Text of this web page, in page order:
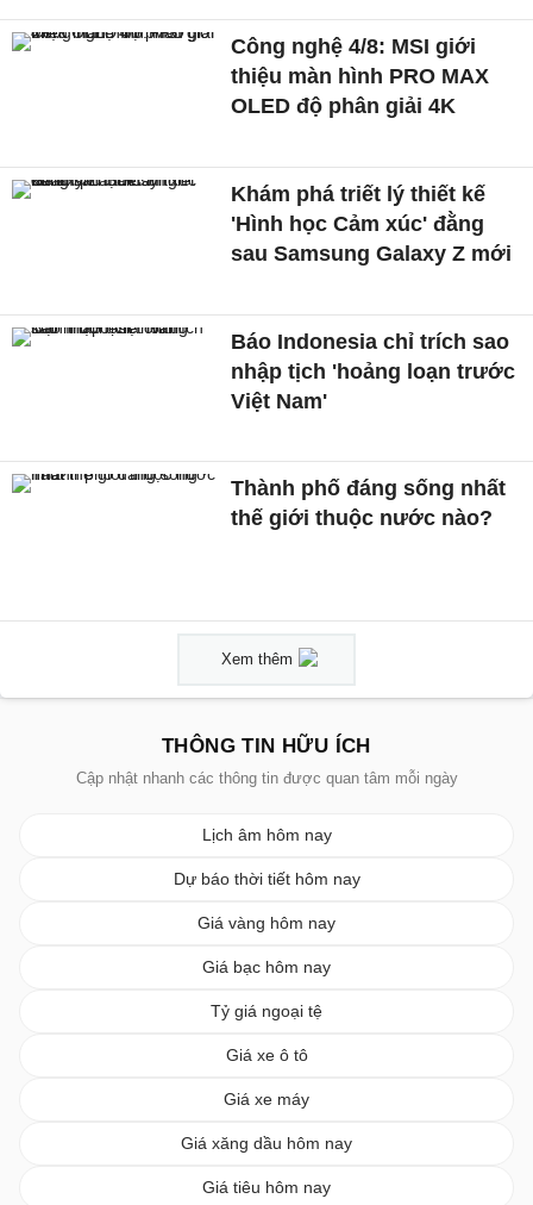
Công nghệ 4/8: MSI giới
thiệu màn hình PRO MAX
OLED độ phân giải 4K
Khám phá triết lý thiết kế
'Hình học Cảm xúc' đằng
sau Samsung Galaxy Z mới
Báo Indonesia chỉ trích sao
nhập tịch 'hoảng loạn trước
Việt Nam'
Thành phố đáng sống nhất
thế giới thuộc nước nào?
Xem thêm
THÔNG TIN HỮU ÍCH
Cập nhật nhanh các thông tin được quan tâm mỗi ngày
Lịch âm hôm nay
Dự báo thời tiết hôm nay
Giá vàng hôm nay
Giá bạc hôm nay
Tỷ giá ngoại tệ
Giá xe ô tô
Giá xe máy
Giá xăng dầu hôm nay
Giá tiêu hôm nay